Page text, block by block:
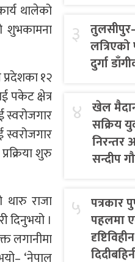
थालेको
शुभकामना
१२
पकेट क्षेत्र
स्वरोजगार
स्वरोजगार
शुरु
थारु राजा
दिनुभयो ।
लगानीमा
३
दुर्गा
४ खेल
सक्रिय
निरन्तर
सन्दीप
५ पत्रकार
पहलमा